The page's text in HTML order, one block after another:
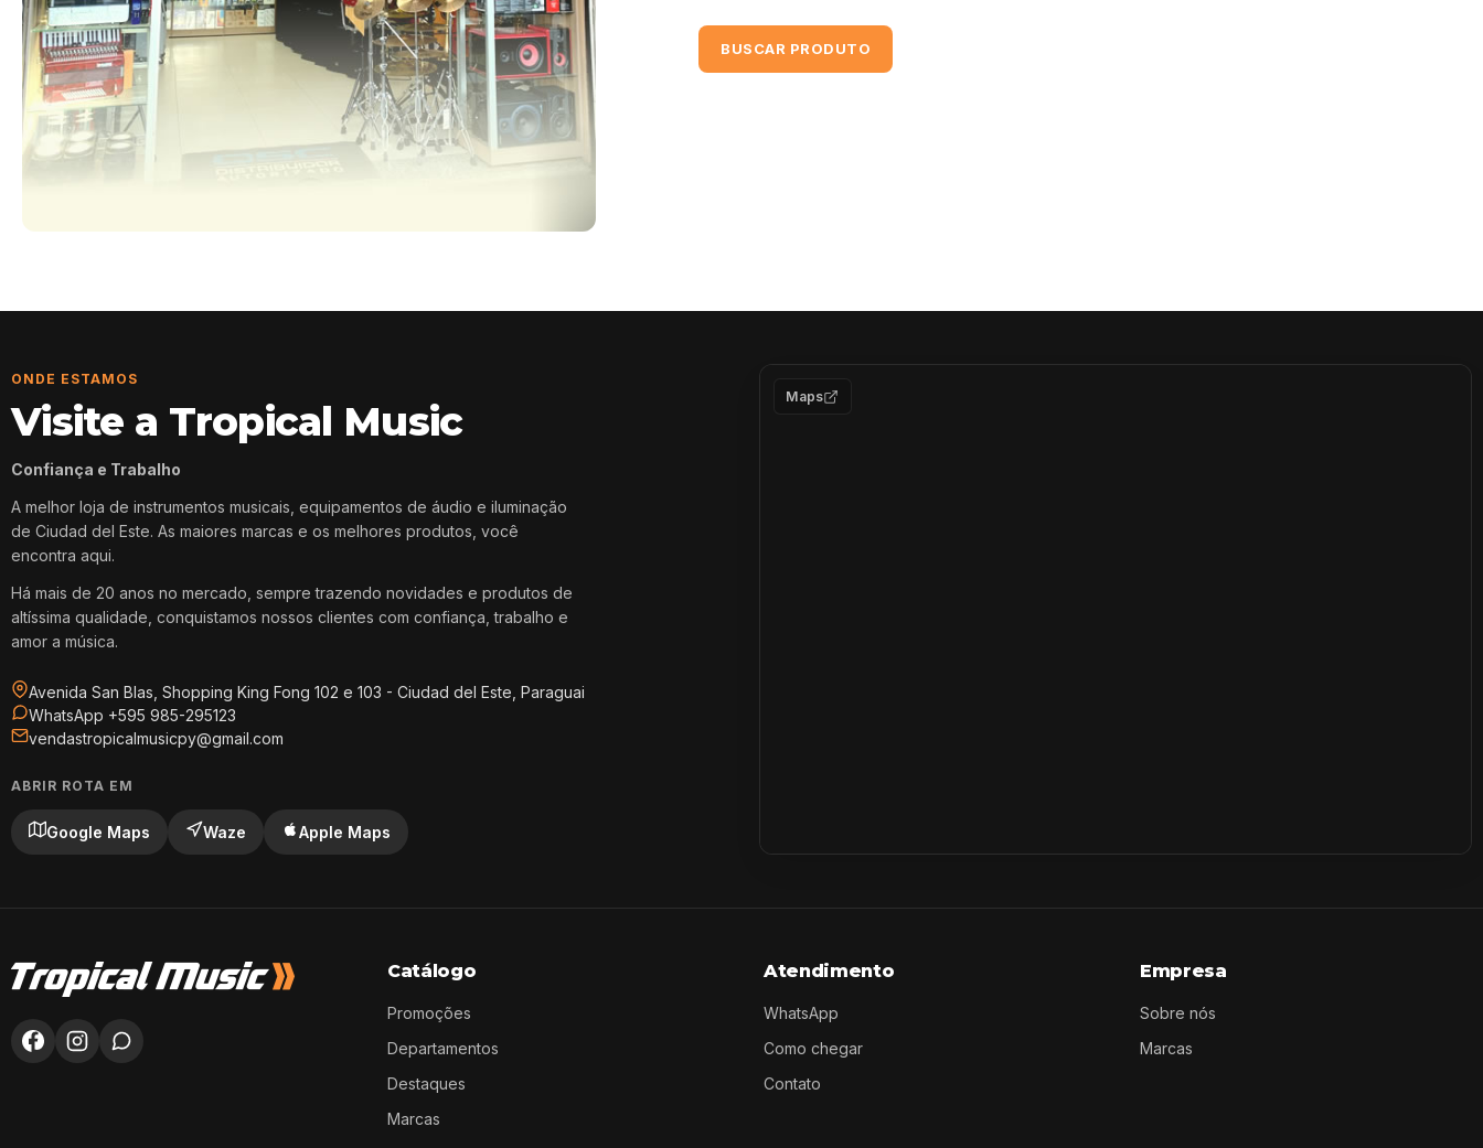
BUSCAR PRODUTO
ONDE ESTAMOS
Visite a Tropical Music
Confiança e Trabalho
A melhor loja de instrumentos musicais, equipamentos de áudio e iluminação
de Ciudad del Este. As maiores marcas e os melhores produtos, você
encontra aqui.
Há mais de 20 anos no mercado, sempre trazendo novidades e produtos de
altíssima qualidade, conquistamos nossos clientes com confiança, trabalho e
amor a música.
Avenida San Blas, Shopping King Fong 102 e 103 - Ciudad del Este, Paraguai
WhatsApp +595 985-295123
vendastropicalmusicpy@gmail.com
ABRIR ROTA EM
Google Maps Waze Apple Maps
Maps
Catálogo
Promoções
Departamentos
Destaques
Marcas
Atendimento
WhatsApp
Como chegar
Contato
Empresa
Sobre nós
Marcas